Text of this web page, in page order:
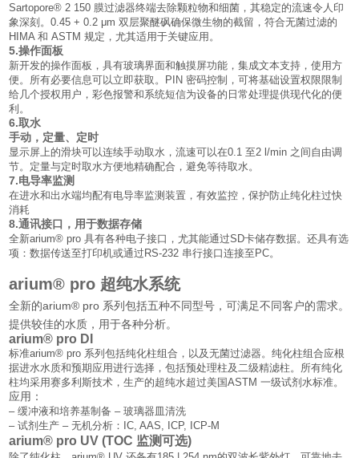
Sartopore® 2 150 膜过滤器终端去除颗粒物和细菌，其稳定的流速令人印
象深刻。0.45 + 0.2 μm 双层聚醚砜确保微生物的截留，符合无菌过滤的
HIMA 和 ASTM 规定，尤其适用于关键应用。
5.操作面板
新开发的操作面板，具有玻璃界面和触摸屏功能，集成文本支持，使用方
便。所有必要信息可以立即获取。PIN 密码控制，可将基础设置权限限制
给几个授权用户，彩色报警和系统短信为设备的日常处理提供现代化的便
利。
6.取水
手动，定量、定时
显示屏上的滑块可以连续手动取水，流速可以在0.1 至2 l/min 之间自由调
节。定量与定时取水方便地精确配合，避免等待取水。
7.电导率监测
在进水和出水端均配有电导率监测装置，有效监控，保护防止纯化柱过快
消耗
8.通讯接口，用于数据存储
全新arium® pro 具有各种电子接口，尤其能通过SD卡储存数据。还具有选
项：数据传送至打印机或通过RS-232 串行接口连接至PC。
arium® pro 超纯水系统
全新的arium® pro 系列包括五种不同型号，可满足不同客户的需求。
提供较佳的水质，用于各种分析。
arium® pro DI
标准arium® pro 系列包括纯化柱组合，以及无菌过滤器。纯化柱组合应根
据进水水质和预期应用进行选择，包括预处理柱及二级精滤柱。所有纯化
柱均采用赛多利斯技术，生产的超纯水超过美国ASTM 一级试剂水标准。
应用：
– 缓冲液和培养基制备 – 玻璃器皿清洗
– 试剂生产 – 无机分析：IC, AAS, ICP, ICP-M
arium® pro UV (TOC 监测可选)